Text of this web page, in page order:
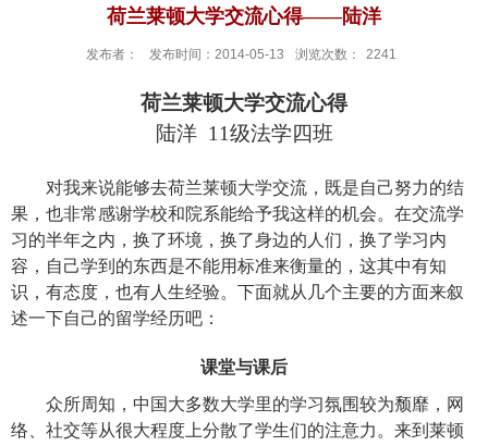
荷兰莱顿大学交流心得——陆洋
发布者： 发布时间：2014-05-13 浏览次数： 2241
荷兰莱顿大学交流心得
陆洋 11级法学四班
对我来说能够去荷兰莱顿大学交流，既是自己努力的结
果，也非常感谢学校和院系能给予我这样的机会。在交流学
习的半年之内，换了环境，换了身边的人们，换了学习内
容，自己学到的东西是不能用标准来衡量的，这其中有知
识，有态度，也有人生经验。下面就从几个主要的方面来叙
述一下自己的留学经历吧：
课堂与课后
众所周知，中国大多数大学里的学习氛围较为颓靡，网
络、社交等从很大程度上分散了学生们的注意力。来到莱顿